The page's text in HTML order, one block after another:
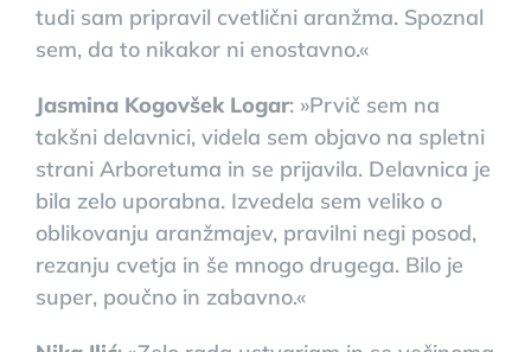
tudi sam pripravil cvetlični aranžma. Spoznal
sem, da to nikakor ni enostavno.«
Jasmina Kogovšek Logar: »Prvič sem na
takšni delavnici, videla sem objavo na spletni
strani Arboretuma in se prijavila. Delavnica je
bila zelo uporabna. Izvedela sem veliko o
oblikovanju aranžmajev, pravilni negi posod,
rezanju cvetja in še mnogo drugega. Bilo je
super, poučno in zabavno.«